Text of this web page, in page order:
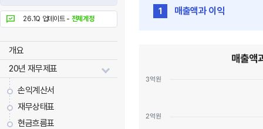
26.1Q 업데이트 - 전체계정
개요
20년 재무제표
손익계산서
재무상태표
현금흐름표
1 매출액과 이익
Combination chart with 3
The chart has 1 X axis
매출액
2억원
3억원